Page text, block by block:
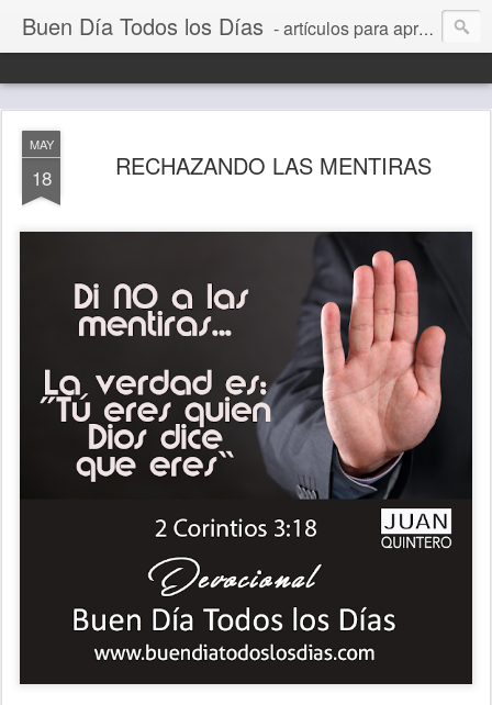
Buen Día Todos los Días - artículos para aprender a vivir mejor, un día a la vez. Por Juan C Quintero
MAY
18 RECHAZANDO LAS MENTIRAS